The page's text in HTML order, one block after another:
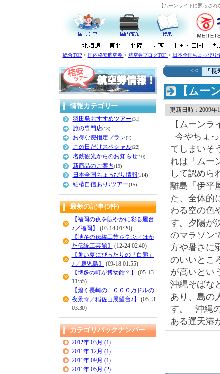
【ムーンライトに照らさ
総合TOP > 国内格安航空券 > 航空券ブログTOP > 日本全国ちょっぴり
情報カテゴリー
羽田発おすすめツアー(31)
旅の専門店(13)
お得な便指定プラン(2)
この日だけスペシャル(22)
名鉄観光からのお知らせ(10)
新商品のご案内(19)
日本全国ちょっぴり情報(114)
結構自信あり♪ツアー(15)
最新の記事(5件)
【福岡の夜を賑やかに彩る屋台
♪／福岡】
(03-14 01:20)
【博多の伝統工芸を学ぶ／はか
た伝統工芸館】
(12-24 02:40)
【暑い夏にぴったりの「白熊」
♪／鹿児島】
(09-18 01:55)
【博多の町が博物館？】
(05-13
11:55)
【煌く長崎の１０００万ドルの
夜景☆／稲佐山展望台♪】
(05- 3
03:30)
カテゴリバックナンバー
2012年 03月 (1)
2011年 12月 (1)
2011年 09月 (1)
2011年 05月 (2)
<< 『
【ムー
更新日時：2009年
【ムーン
今やちょ
てしまいそ
れは「ムー
して認めら
離島「 伊平
た、全体的
わる空の色
す。夕陽が
のマラソン
方や暑さに
のいいとこ
が高いとい
沖縄そばな
あり、島の
す。
沖縄
ある運天港